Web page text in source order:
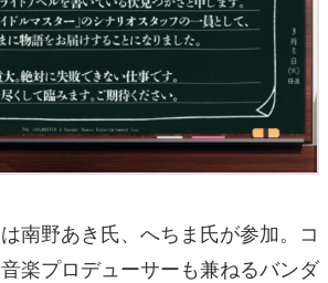
南野あき氏、へちま氏が参加。コ
楽プロデューサーも兼ねるバンダ